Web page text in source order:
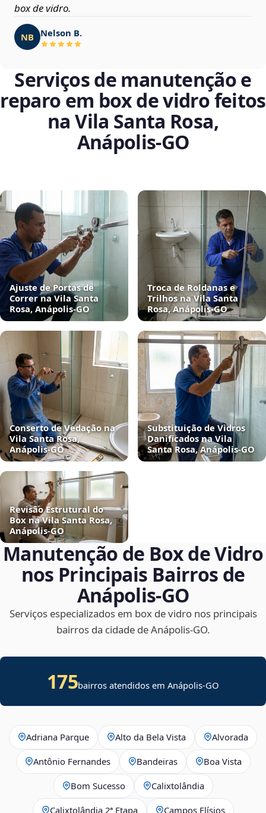
box de vidro.
NB Nelson B.
Serviços de manutenção e
reparo em box de vidro feitos
na Vila Santa Rosa,
Anápolis‑GO
Ajuste de Portas de
Correr na Vila Santa
Rosa, Anápolis‑GO
Troca de Roldanas e
Trilhos na Vila Santa
Rosa, Anápolis‑GO
Conserto de Vedação na
Vila Santa Rosa,
Anápolis‑GO
Substituição de Vidros
Danificados na Vila
Santa Rosa, Anápolis‑GO
Revisão Estrutural do
Box na Vila Santa Rosa,
Anápolis‑GO
Manutenção de Box de Vidro
nos Principais Bairros de
Anápolis‑GO
Serviços especializados em box de vidro nos principais
bairros da cidade de Anápolis‑GO.
175bairros atendidos em Anápolis-GO
Adriana Parque Alto da Bela Vista Alvorada
Antônio Fernandes Bandeiras Boa Vista
Bom Sucesso Calixtolândia
Calixtolândia 2ª Etapa Campos Elísios